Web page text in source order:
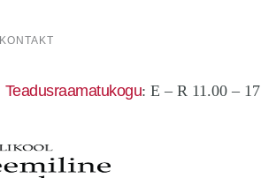
KONTAKT
Teadusraamatukogu: E – R 11.00 –